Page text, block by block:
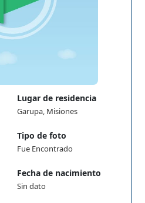
Lugar de residencia
Garupa, Misiones
Tipo de foto
Fue Encontrado
Fecha de nacimiento
Sin dato